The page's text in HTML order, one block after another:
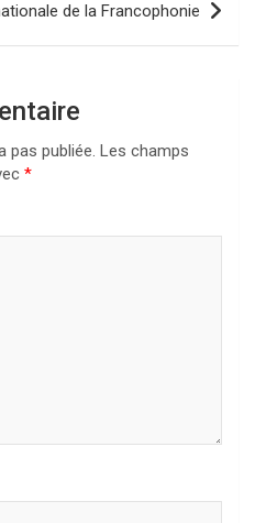
de la Francophonie
pas publiée. Les champs
*